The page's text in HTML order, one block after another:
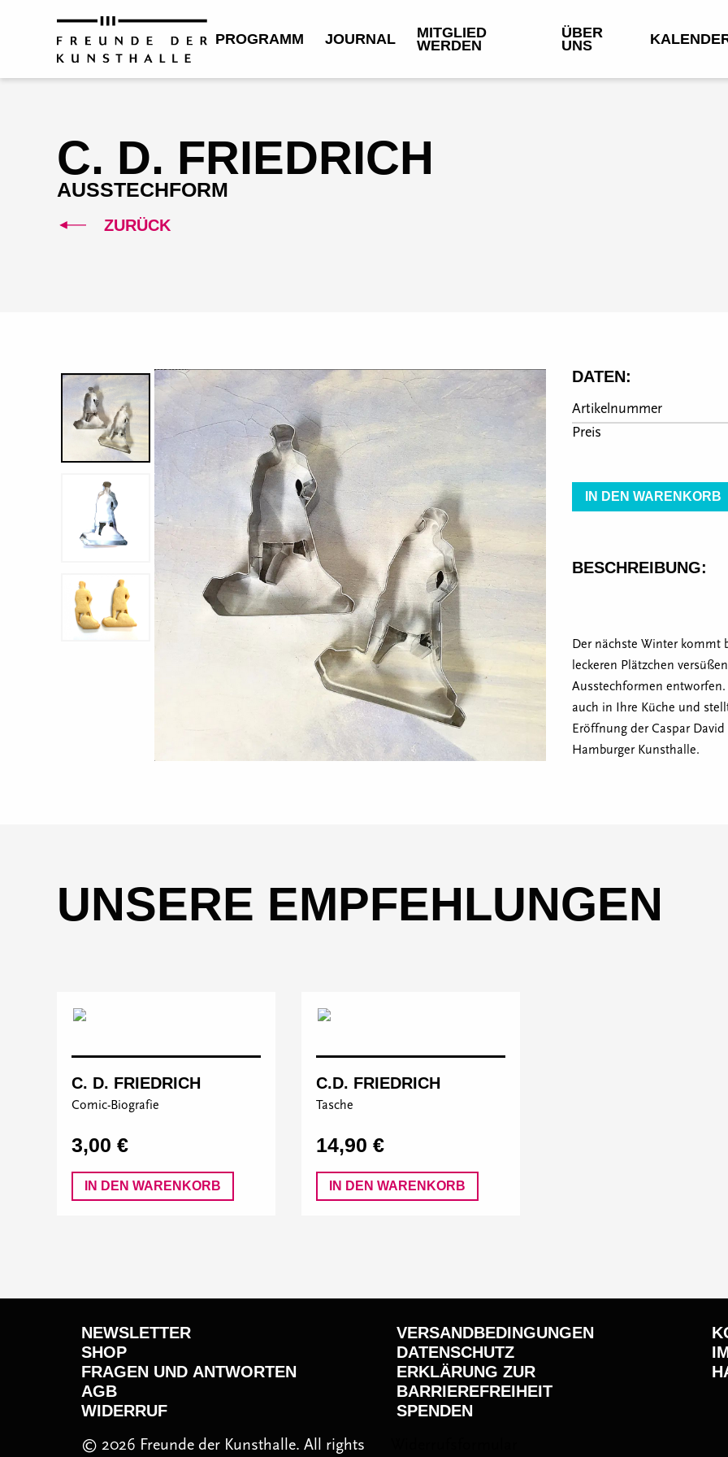
PROGRAMM JOURNAL
MITGLIED
WERDEN
ÜBER
UNS
C. D. FRIEDRICH
AUSSTECHFORM
ZURÜCK
DATEN:
Artikelnummer
Preis
IN DEN WARENKORB
BESCHREIBUNG:
Der nächste Winter kommt
leckeren Plätzchen
Ausstechformen
auch in Ihre Küche und
Eröffnung der Caspar
Hamburger Kunsthalle.
UNSERE EMPFEHLUNGEN
C. D. FRIEDRICH
Comic-Biografie
3,00 €
IN DEN WARENKORB
C.D. FRIEDRICH
Tasche
14,90 €
IN DEN WARENKORB
© 2026 Freunde der Kunsthalle. All rights
NEWSLETTER
SHOP
FRAGEN UND ANTWORTEN
AGB
WIDERRUF
VERSANDBEDINGUNGEN
DATENSCHUTZ
ERKLÄRUNG ZUR
BARRIEREFREIHEIT
SPENDEN